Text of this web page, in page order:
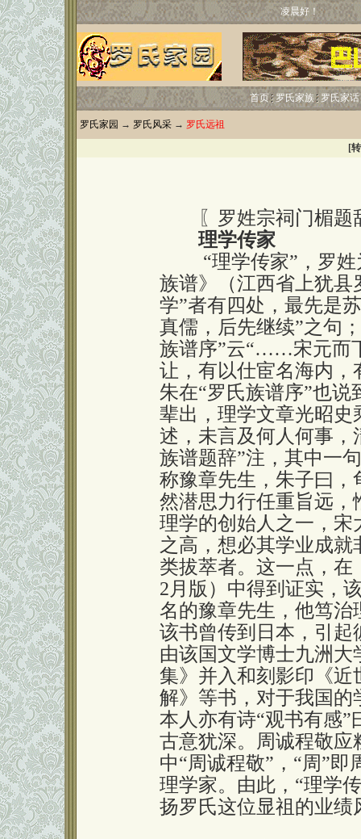
凌晨好！
首页 罗氏家族 罗氏家话
罗氏家园 → 罗氏风采 → 罗氏远祖
[
〖罗姓宗祠门楣题
理学传家
“理学传家”，罗姓
族谱》（江西省上犹县
学”者有四处，最先是
真儒，后先继续”之句
族谱序”云“……宋元而
让，有以仕宦名海内
朱在“罗氏族谱序”也
辈出，理学文章光昭
述，未言及何人何事，
族谱题辞”注，其中一
称豫章先生，朱子曰
然潜思力行任重旨远，
理学的创始人之一，
之高，想必其学业成
类拔萃者。这一点，在
2月版）中得到证实，
名的豫章先生，他笃
该书曾传到日本，引
由该国文学博士九洲
集》并入和刻影印《
解》等书，对于我国的
本人亦有诗“观书有感”
古意犹深。周诚程敬应
中“周诚程敬”，“周”
理学家。由此，“理学
扬罗氏这位显祖的业绩